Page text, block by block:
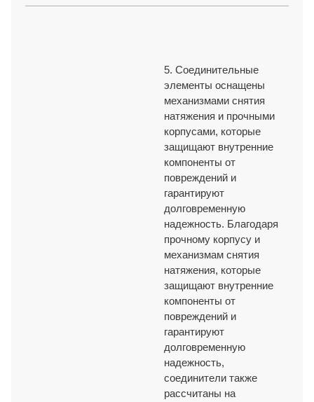
5. Соединительные
элементы оснащены
механизмами снятия
натяжения и прочными
корпусами, которые
защищают внутренние
компоненты от
повреждений и
гарантируют
долговременную
надежность. Благодаря
прочному корпусу и
механизмам снятия
натяжения, которые
защищают внутренние
компоненты от
повреждений и
гарантируют
долговременную
надежность,
соединители также
рассчитаны на